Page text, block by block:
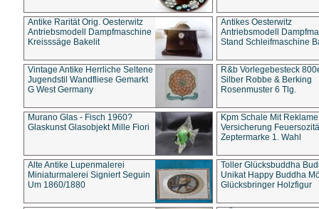
Antike Rarität Orig. Oesterwitz
Antriebsmodell Dampfmaschine
Kreisssäge Bakelit
Antikes Oesterwitz
Antriebsmodell
Stand Schleifmaschine
Vintage Antike Herrliche Seltene
Jugendstil Wandfliese Gemarkt
G West Germany
R&b Vorlegebesteck
Silber Robbe & Berking
Rosenmuster 6 Tlg.
Murano Glas - Fisch 1960?
Glaskunst Glasobjekt Mille Fiori
Kpm Schale Mit Reklame
Versicherung
Zeptermarke 1. Wahl
Alte Antike Lupenmalerei
Miniaturmalerei Signiert Seguin
Um 1860/1880
Toller Glücksbuddha
Unikat Happy Buddha
Glücksbringer Holzfigur